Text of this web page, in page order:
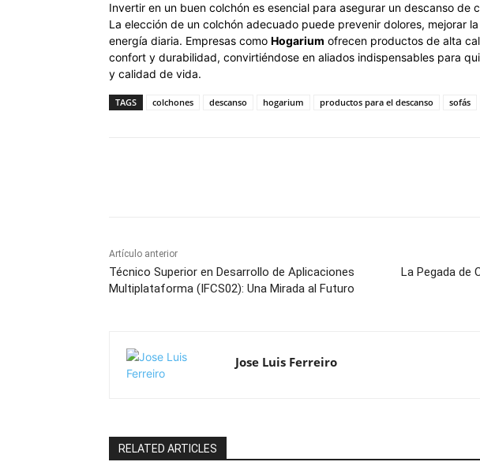
Invertir en un buen colchón es esencial para asegurar un descanso de
La elección de un colchón adecuado puede prevenir dolores, mejorar
energía diaria. Empresas como Hogarium ofrecen productos de alta
confort y durabilidad, convirtiéndose en aliados indispensables para
y calidad de vida.
TAGS colchones descanso hogarium productos para el descanso sofás
Artículo anterior
Técnico Superior en Desarrollo de Aplicaciones
Multiplataforma (IFCS02): Una Mirada al Futuro
La Pegada de
Jose Luis Ferreiro
RELATED ARTICLES